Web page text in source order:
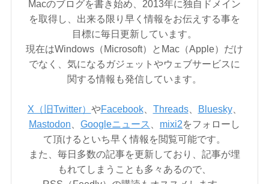
Macのブログを書き始め、2013年に独自ドメイン
を取得し、出来る限り早く情報をお伝えする事を
目標に毎日更新しています。
現在はWindows（Microsoft）とMac（Apple）だけ
でなく、気になるガジェットやウェブサービスに
関する情報も発信しています。
X（旧Twitter） やFacebook、 Threads、 Bluesky、
Mastodon
Googleニュース mixi2をフォローし
て頂けるといち早く情報を閲覧可能です。
また、毎日多数の記事を更新しており、記事が埋
もれてしまうことも多々あるので、